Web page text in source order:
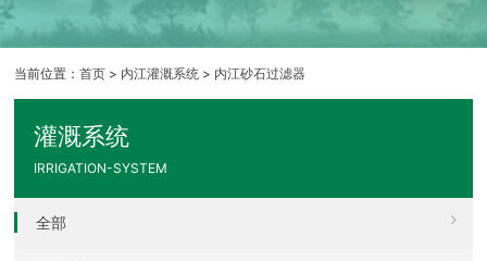
当前位置：首页 > 内江灌溉系统 > 内江砂石过滤器
灌溉系统
IRRIGATION-SYSTEM
全部